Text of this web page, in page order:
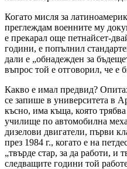
Когато мисля за
преглеждам военните му
е прекарал още петнайсет-
години, е попълнил
дали е „обнадежден за
въпрос той е отговорил, че е
Какво е имал предвид?
се запише в университета в
късно, има къща, която
училище по автомобилна
дизелови двигатели, първи
през 1984 г., когато е на
„твърде стар, за да работи,
следващите години той